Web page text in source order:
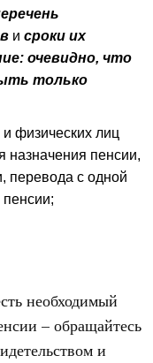
и сроки их
очевидно, что
только
физических лиц
назначения пенсии,
перевода с одной
необходимый
– обращайтесь
и